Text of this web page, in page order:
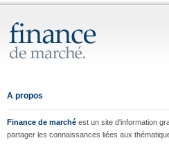
A propos
Finance de marché est un site d'information
partager les connaissances liées aux